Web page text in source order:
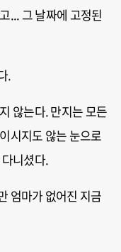
... 그 날짜에 고정된
.
않는다. 만지는 모든
시지도 않는 눈으로
니셨다.
엄마가 없어진 지금